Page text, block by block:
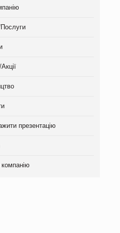
презентацію